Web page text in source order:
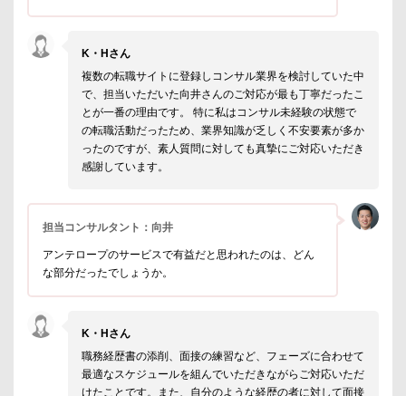
K・Hさん
複数の転職サイトに登録しコンサル業界を検討していた中
で、担当いただいた向井さんのご対応が最も丁寧だったこ
とが一番の理由です。 特に私はコンサル未経験の状態で
の転職活動だったため、業界知識が乏しく不安要素が多か
ったのですが、素人質問に対しても真摯にご対応いただき
感謝しています。
担当コンサルタント：向井
アンテロープのサービスで有益だと思われたのは、どん
な部分だったでしょうか。
K・Hさん
職務経歴書の添削、面接の練習など、フェーズに合わせて
最適なスケジュールを組んでいただきながらご対応いただ
けたことです。また、自分のような経歴の者に対して面接